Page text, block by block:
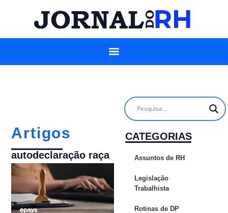
Artigos
autodeclaração raça
CATEGORIAS
Assuntos de RH
Legislação
Trabalhista
Rotinas de DP